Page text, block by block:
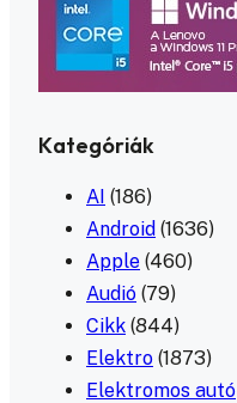
Kategóriák
AI (186)
Android (1636)
Apple (460)
Audió (79)
Cikk (844)
Elektro (1873)
Elektromos autó